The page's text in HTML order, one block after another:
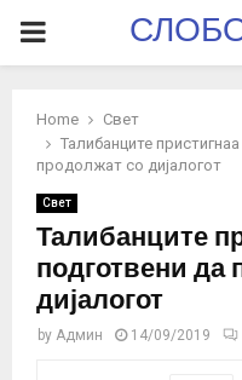
PRIMARY
Home
Свет
Талибанците
продолжат со дијалогот
Свет
Талибанците
подготвени да
дијалогот
by Админ 14/09/2019